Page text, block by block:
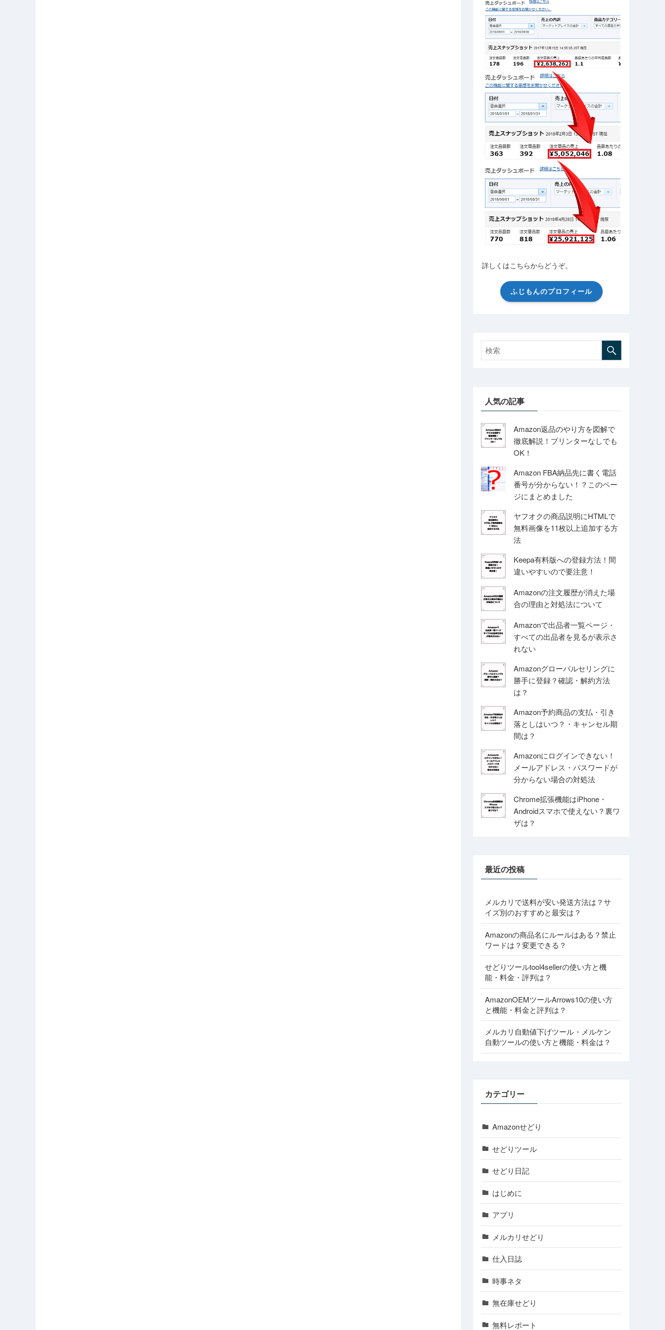
詳しくはこちらからどうぞ。
ふじもんのプロフィール
人気の記事
Amazon返品のやり方を図解で
徹底解説！プリンターなしでも
OK！
Amazon FBA納品先に書く電話
番号が分からない！？このペー
ジにまとめました
ヤフオクの商品説明にHTMLで
無料画像を11枚以上追加する方
法
Keepa有料版への登録方法！間
違いやすいので要注意！
Amazonの注文履歴が消えた場
合の理由と対処法について
Amazonで出品者一覧ページ・
すべての出品者を見るが表示さ
れない
Amazonグローバルセリングに
勝手に登録？確認・解約方法
は？
Amazon予約商品の支払・引き
落としはいつ？・キャンセル期
間は？
Amazonにログインできない！
メールアドレス・パスワードが
分からない場合の対処法
Chrome拡張機能はiPhone・
Androidスマホで使えない？裏ワ
ザは？
最近の投稿
メルカリで送料が安い発送方法は？サ
イズ別のおすすめと最安は？
Amazonの商品名にルールはある？禁止
ワードは？変更できる？
せどりツールtool4sellerの使い方と機
能・料金・評判は？
AmazonOEMツールArrows10の使い方
と機能・料金と評判は？
メルカリ自動値下げツール・メルケン
自動ツールの使い方と機能・料金は？
カテゴリー
Amazonせどり
せどりツール
せどり日記
はじめに
アプリ
メルカリせどり
仕入日誌
時事ネタ
無在庫せどり
無料レポート